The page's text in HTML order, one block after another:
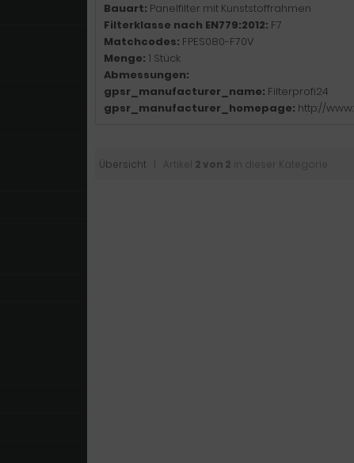
Bauart: Panelfilter mit Kunststoffrahmen
Filterklasse nach EN779:2012: F7
Matchcodes: FPES080-F70V
Menge: 1 Stück
Abmessungen:
gpsr_manufacturer_name: Filterprofi24
gpsr_manufacturer_homepage: http://
Übersicht | Artikel 2 von 2 in dieser Kategorie